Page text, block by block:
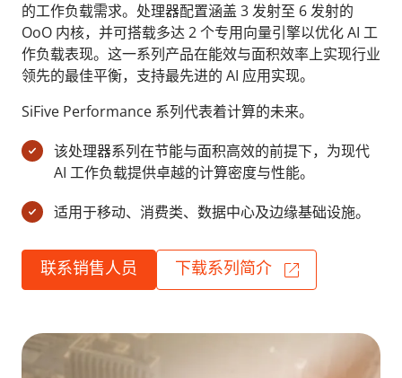
的工作负载需求。处理器配置涵盖 3 发射至 6 发射的
OoO 内核，并可搭载多达 2 个专用向量引擎以优化 AI 工
作负载表现。这一系列产品在能效与面积效率上实现行业
领先的最佳平衡，支持最先进的 AI 应用实现。
SiFive Performance 系列代表着计算的未来。
该处理器系列在节能与面积高效的前提下，为现代
AI 工作负载提供卓越的计算密度与性能。
适用于移动、消费类、数据中心及边缘基础设施。
联系销售人员 下载系列简介